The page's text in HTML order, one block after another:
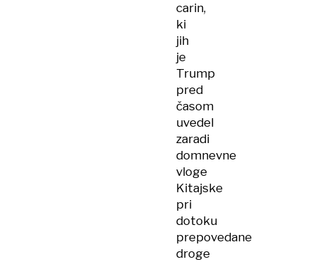
carin,
ki
jih
je
Trump
pred
časom
uvedel
zaradi
domnevne
vloge
Kitajske
pri
dotoku
prepovedane
droge